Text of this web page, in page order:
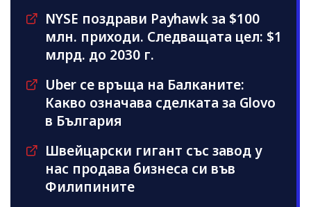
NYSE поздрави Payhawk за $100
млн. приходи. Следващата цел: $1
млрд. до 2030 г.
Uber се връща на Балканите:
Какво означава сделката за Glovo
в България
Швейцарски гигант със завод у
нас продава бизнеса си във
Филипините